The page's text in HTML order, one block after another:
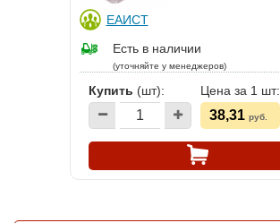
ЕАИСТ
Есть в наличии
(уточняйте у менеджеров)
Купить (шт): Цена за 1 шт:
38,31 руб.